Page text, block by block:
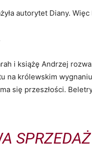
autorytet Diany. Więc
i książę Andrzej
na królewskim
się przeszłości.